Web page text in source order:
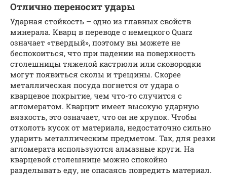
Отлично переносит удары
Ударная стойкость – одно из главных свойств
минерала. Кварц в переводе с немецкого Quarz
означает «твердый», поэтому вы можете не
беспокоиться, что при падении на поверхность
столешницы тяжелой кастрюли или сковородки
могут появиться сколы и трещины. Скорее
металлическая посуда погнется от удара о
кварцевое покрытие, чем что-то случится с
агломератом. Кварцит имеет высокую ударную
вязкость, это означает, что он не хрупок. Чтобы
отколоть кусок от материала, недостаточно сильно
ударить металлическим предметом. Так, для резки
агломерата используются алмазные круги. На
кварцевой столешнице можно спокойно
разделывать еду, не опасаясь повредить материал.